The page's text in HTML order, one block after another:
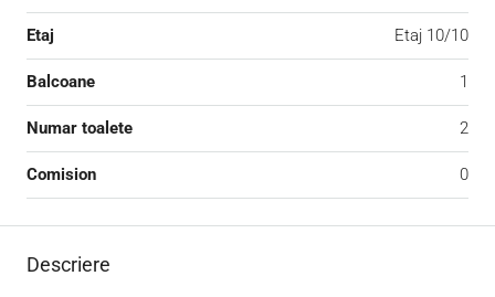
Etaj Etaj 10/10
Balcoane 1
Numar toalete 2
Comision 0
Descriere